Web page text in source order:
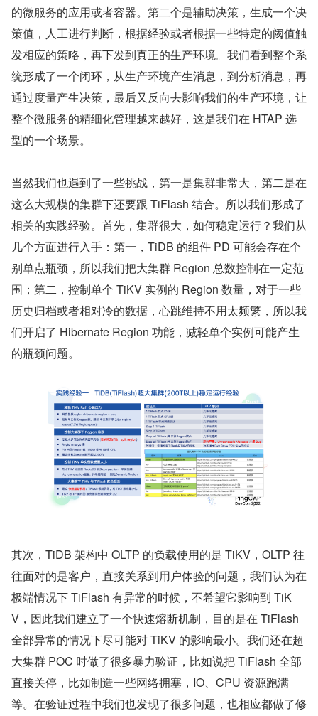
的微服务的应用或者容器。第二个是辅助决策，生成一个决
策值，人工进行判断，根据经验或者根据一些特定的阈值触
发相应的策略，再下发到真正的生产环境。我们看到整个系
统形成了一个闭环，从生产环境产生消息，到分析消息，再
通过度量产生决策，最后又反向去影响我们的生产环境，让
整个微服务的精细化管理越来越好，这是我们在 HTAP 选
型的一个场景。
当然我们也遇到了一些挑战，第一是集群非常大，第二是在
这么大规模的集群下还要跟 TiFlash 结合。所以我们形成了
相关的实践经验。首先，集群很大，如何稳定运行？我们从
几个方面进行入手：第一，TiDB 的组件 PD 可能会存在个
别单点瓶颈，所以我们把大集群 Region 总数控制在一定范
围；第二，控制单个 TiKV 实例的 Region 数量，对于一些
历史归档或者相对冷的数据，心跳维持不用太频繁，所以我
们开启了 Hibernate Region 功能，减轻单个实例可能产生
的瓶颈问题。
其次，TiDB 架构中 OLTP 的负载使用的是 TiKV，OLTP 往
往面对的是客户，直接关系到用户体验的问题，我们认为在
极端情况下 TiFlash 有异常的时候，不希望它影响到 TiK
V，因此我们建立了一个快速熔断机制，目的是在 TiFlash
全部异常的情况下尽可能对 TiKV 的影响最小。我们还在超
大集群 POC 时做了很多暴力验证，比如说把 TiFlash 全部
直接关停，比如制造一些网络拥塞，IO、CPU 资源跑满
等。在验证过程中我们也发现了很多问题，也相应都做了修